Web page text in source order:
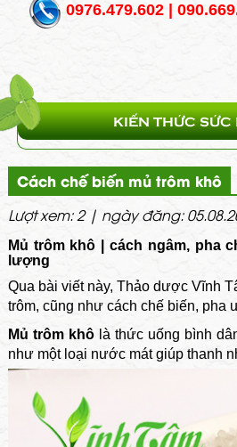
0976.479.602 |
KIẾN THỨC
Cách chế biến mủ trôm khô
Lượt xem: 2 | ngày đăng:
Mủ trôm khô | cách ngâm, pha
lượng
Qua bài viết này,Thảo dược Vĩnh
trôm, cũng như cách chế biến, pha
Mủ trôm khô là thức uống bình
như một loại nước mát giúp thanh